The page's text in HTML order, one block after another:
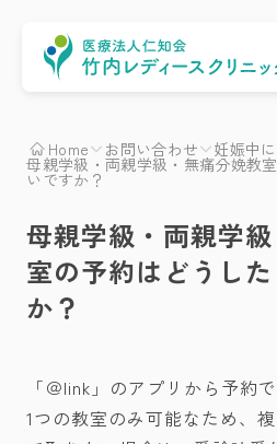
Home お問い合わせ 妊娠中
母親学級・両親学級・無痛分娩教
いですか？
母親学級・両親学
室の予約はどうし
か？
「＠link」のアプリから予約
1つの教室のみ可能なため、